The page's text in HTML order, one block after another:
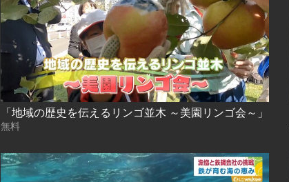
「地域の歴史を伝えるリンゴ並木 ～美園リンゴ会～」
無料